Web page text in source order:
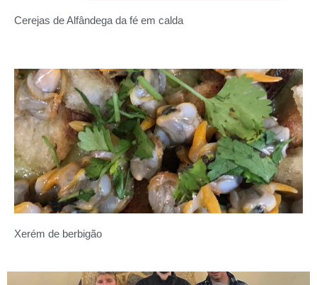
Cerejas de Alfândega da fé em calda
Xerém de berbigão